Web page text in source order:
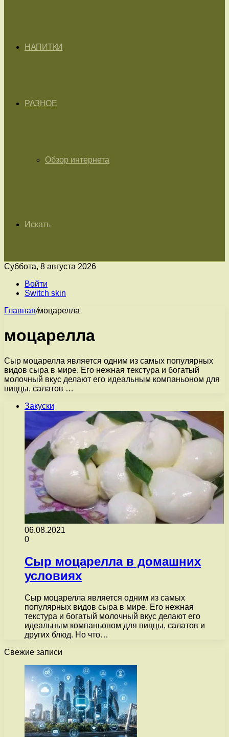
НАПИТКИ
РАЗНОЕ
Обзор интернета
Искать
Суббота, 8 августа 2026
Войти
Switch skin
Главная/моцарелла
моцарелла
Сыр моцарелла является одним из самых популярных
видов сыра в мире. Его нежная текстура и богатый
молочный вкус делают его идеальным компаньоном для
пиццы, салатов …
Закуски
06.08.2021
0
Сыр моцарелла в домашних
условиях
Сыр моцарелла является одним из самых
популярных видов сыра в мире. Его нежная
текстура и богатый молочный вкус делают его
идеальным компаньоном для пиццы, салатов и
других блюд. Но что…
Свежие записи